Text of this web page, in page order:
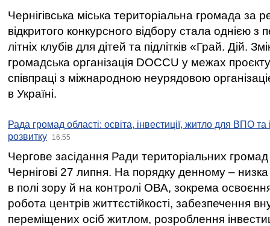
Чернігівська міська територіальна громада за
відкритого конкурсного відбору стала однією
літніх клубів для дітей та підлітків «Грай. Дій.
громадська організація DOCCU у межах
співпраці з міжнародною неурядовою
в Україні.
Рада громад області: освіта, інвестиції, житло для ВПО
розвитку
16:55
Чергове засідання Ради територіальних громад
Чернігові 27 липня. На порядку денному –
в полі зору й на контролі ОВА, зокрема освоєння
робота центрів життєстійкості, забезпечення
переміщених осіб житлом, розроблення